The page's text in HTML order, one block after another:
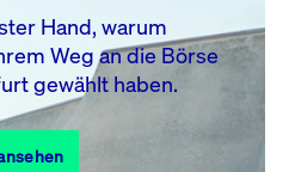
13 14
20 21 22
23
27 28
Hand, warum
Weg an die Börse
gewählt haben.